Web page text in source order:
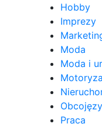
Hobby
Imprezy
Moda
Moda i
Praca